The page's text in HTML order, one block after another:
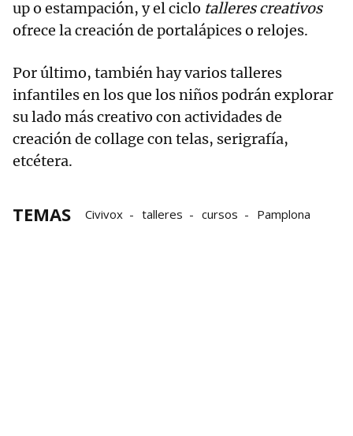
up o estampación, y el ciclo talleres creativos
ofrece la creación de portalápices o relojes.
Por último, también hay varios talleres
infantiles en los que los niños podrán explorar
su lado más creativo con actividades de
creación de collage con telas, serigrafía,
etcétera.
TEMAS Civivox talleres cursos Pamplona